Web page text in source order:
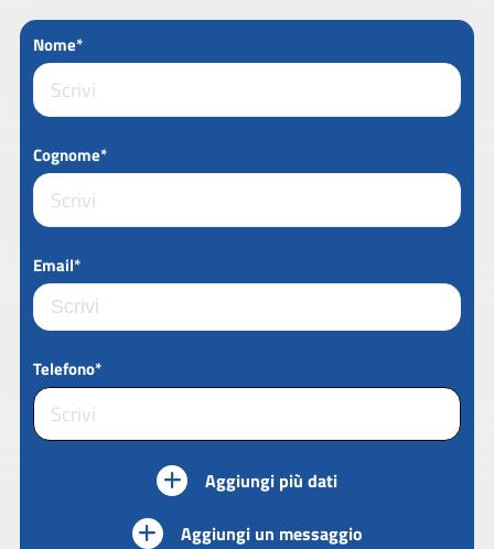
Nome*
Cognome*
Email*
Telefono*
Aggiungi più dati
Aggiungi un messaggio